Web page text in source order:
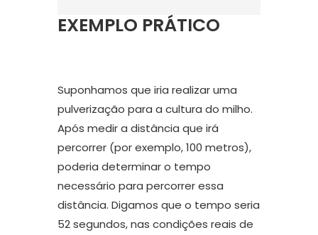
EXEMPLO PRÁTICO
Suponhamos que iria realizar uma
pulverização para a cultura do milho.
Após medir a distância que irá
percorrer (por exemplo, 100 metros),
poderia determinar o tempo
necessário para percorrer essa
distância. Digamos que o tempo seria
52 segundos, nas condições reais de